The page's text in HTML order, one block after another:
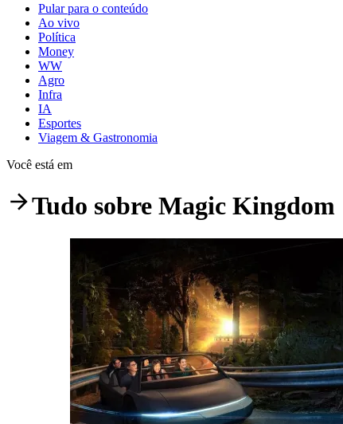
Pular para o conteúdo
Ao vivo
Política
Money
WW
Agro
Infra
IA
Esportes
Viagem & Gastronomia
Você está em
Tudo sobre Magic Kingdom